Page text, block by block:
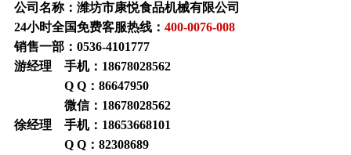
公司名称：潍坊市康悦食品机械有限公司
24小时全国免费客服热线： 400-0076-008
销售一部： 0536-4101777
游经理 手机： 18678028562
Q Q： 86647950
微信： 18678028562
徐经理 手机： 18653668101
Q Q： 82308689